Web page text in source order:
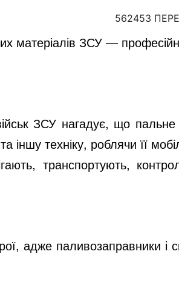
562453
матеріалів ЗСУ —
ЗСУ нагадує, що
іншу техніку, роблячи її
транспортують,
адже паливозаправники і